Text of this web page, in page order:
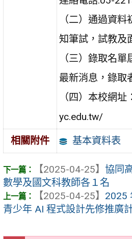
（二）通過資
知筆試，試教及
（三）錄取名
最新消息，錄取
（四）本校網
yc.edu.tw/
相關附件 基本資料表
【2025-04-25】 協同
數學及國文科教師各１名
【2025-04-25】 2025
青少年 AI 程式設計先修推廣